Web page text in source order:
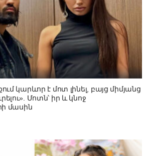
կարևոր է մոտ լինել, բայց միմյանց
Մոտն՝ իր և կնոջ
մասին